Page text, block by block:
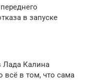
в запуске
Лада Калина
всё в том, что сама